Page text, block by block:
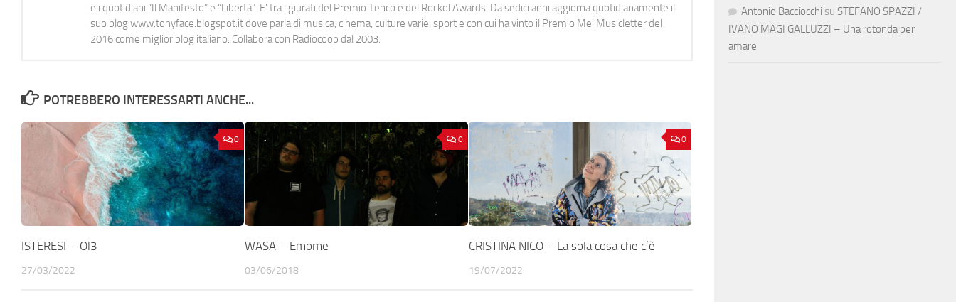
e i quotidiani “Il Manifesto” e “Libertà”. E' tra i giurati del Premio Tenco e del Rockol Awards. Da sedici anni aggiorna quotidianamente il
suo blog www.tonyface.blogspot.it dove parla di musica, cinema, culture varie, sport e con cui ha vinto il Premio Mei Musicletter del
2016 come miglior blog italiano. Collabora con Radiocoop dal 2003.
POTREBBERO INTERESSARTI ANCHE...
0
ISTERESI – Ol3
27/03/2022
0
WASA – Emome
03/06/2018
0
CRISTINA NICO – La sola cosa che c’è
19/07/2022
Antonio Bacciocchi su STEFANO SPAZZI /
IVANO MAGI GALLUZZI – Una rotonda per
amare